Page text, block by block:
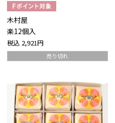
木村屋
楽12個入
税込 2,921円
売り切れ